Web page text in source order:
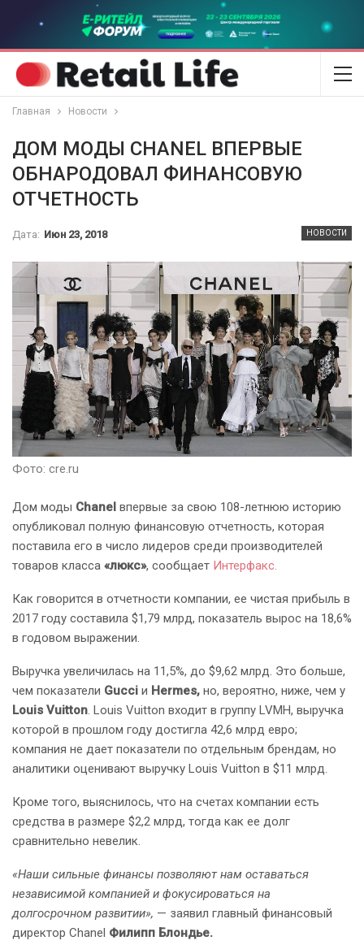
Главная Новости
ДОМ МОДЫ CHANEL ВПЕРВЫЕ
ОБНАРОДОВАЛ ФИНАНСОВУЮ
ОТЧЕТНОСТЬ
НОВОСТИ
Дата: Июн 23, 2018
Фото: cre.ru
Дом моды Chanel впервые за свою 108-летнюю историю
опубликовал полную финансовую отчетность, которая
поставила его в число лидеров среди производителей
товаров класса «люкс», сообщает Интерфакс.
Как говорится в отчетности компании, ее чистая прибыль в
2017 году составила $1,79 млрд, показатель вырос на 18,6%
в годовом выражении.
Выручка увеличилась на 11,5%, до $9,62 млрд. Это больше,
чем показатели Gucci и Hermes, но, вероятно, ниже, чем у
Louis Vuitton. Louis Vuitton входит в группу LVMH, выручка
которой в прошлом году достигла 42,6 млрд евро;
компания не дает показатели по отдельным брендам, но
аналитики оценивают выручку Louis Vuitton в $11 млрд.
Кроме того, выяснилось, что на счетах компании есть
средства в размере $2,2 млрд, тогда как ее долг
сравнительно невелик.
«Наши сильные финансы позволяют нам оставаться
независимой компанией и фокусироваться на
долгосрочном развитии», — заявил главный финансовый
директор Chanel Филипп Блондье.